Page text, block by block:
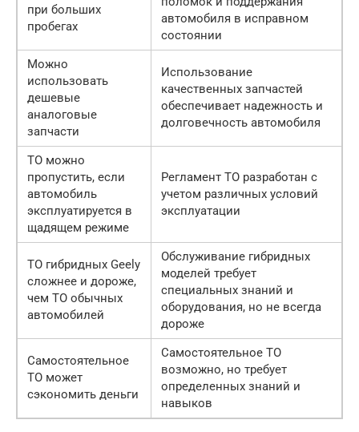
при больших
пробегах
автомобиля в исправном
состоянии
Можно
использовать
дешевые
аналоговые
запчасти
Использование
качественных запчастей
обеспечивает надежность и
долговечность автомобиля
ТО можно
пропустить, если
автомобиль
эксплуатируется в
щадящем режиме
Регламент ТО разработан с
учетом различных условий
эксплуатации
ТО гибридных Geely
сложнее и дороже,
чем ТО обычных
автомобилей
Обслуживание гибридных
моделей требует
специальных знаний и
оборудования, но не всегда
дороже
Самостоятельное
ТО может
сэкономить деньги
Самостоятельное ТО
возможно, но требует
определенных знаний и
навыков